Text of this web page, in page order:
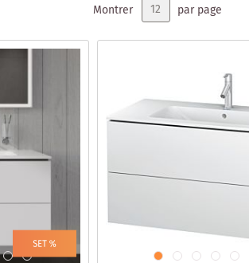
Montrer par page